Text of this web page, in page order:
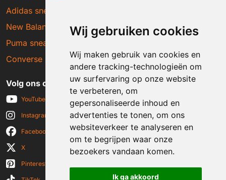
Wij gebruiken cookies
Wij maken gebruik van cookies en
andere tracking-technologieën om
uw surfervaring op onze website
te verbeteren, om
gepersonaliseerde inhoud en
advertenties te tonen, om ons
websiteverkeer te analyseren en
om te begrijpen waar onze
bezoekers vandaan komen.
Ik ga akkoord
Adidas sneakers
New Balance sneakers
Puma sneakers
Converse sneakers
Volg ons op social media
YouTube
Instagram
Facebook
X
Pinterest